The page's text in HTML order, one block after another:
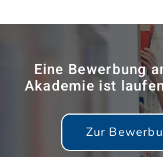
Eine Bewerbung
Akademie ist
Zur